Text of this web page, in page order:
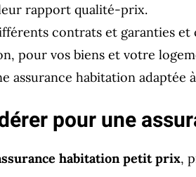
rapport qualité-prix.
contrats et garanties
pour vos biens et votre
assurance habitation adaptée
pour une
habitation petit prix,